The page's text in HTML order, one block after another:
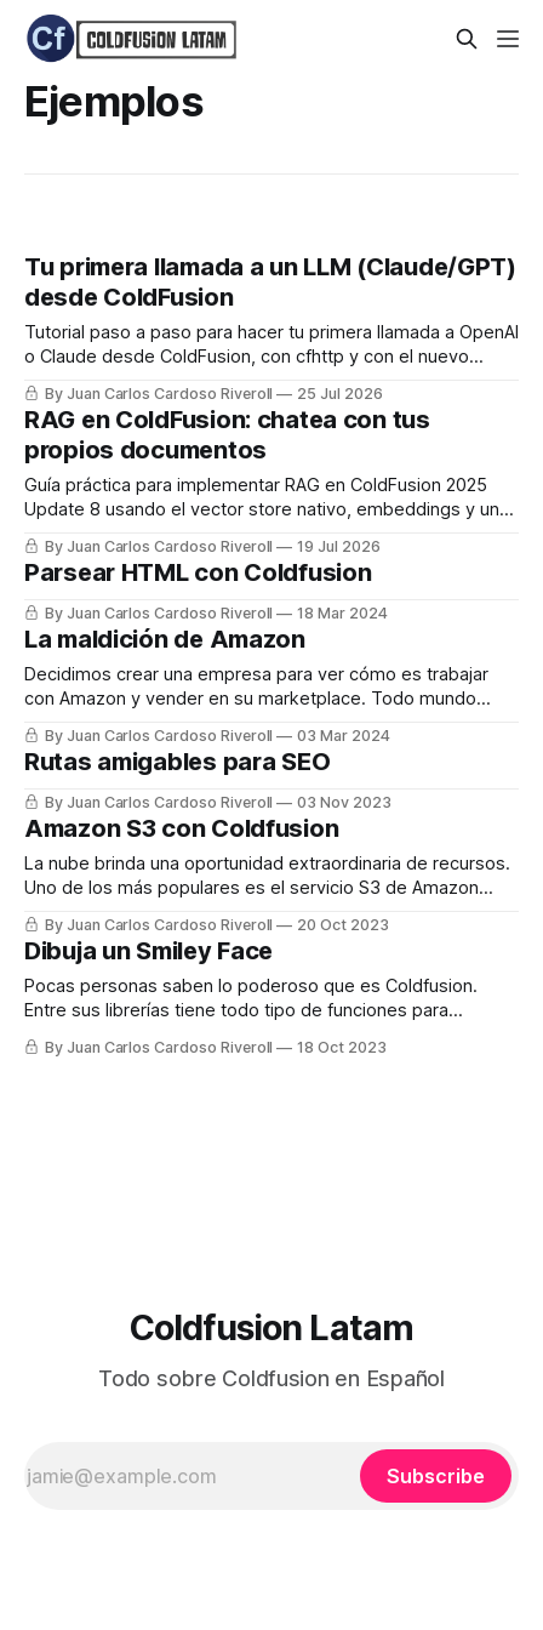
Ejemplos
Tu primera llamada a un LLM (Claude/GPT)
desde ColdFusion
Tutorial paso a paso para hacer tu primera llamada a OpenAI
o Claude desde ColdFusion, con cfhttp y con el nuevo
framework de IA nativo de CF2025 Update 8.
By Juan Carlos Cardoso Riveroll 25 Jul 2026
RAG en ColdFusion: chatea con tus
propios documentos
Guía práctica para implementar RAG en ColdFusion 2025
Update 8 usando el vector store nativo, embeddings y un
LLM, con código real listo para usar.
By Juan Carlos Cardoso Riveroll 19 Jul 2026
Parsear HTML con Coldfusion
By Juan Carlos Cardoso Riveroll 18 Mar 2024
La maldición de Amazon
Decidimos crear una empresa para ver cómo es trabajar
con Amazon y vender en su marketplace. Todo mundo
habla maravillas, pero en lo personal descubrí un infierno
donde el juez y parte nunca pierde, y sus "partners"
(nosotros) siempre. La idea de nuestro proyecto comenzó
hace 2 años,
By Juan Carlos Cardoso Riveroll 03 Mar 2024
Rutas amigables para SEO
By Juan Carlos Cardoso Riveroll 03 Nov 2023
Amazon S3 con Coldfusion
La nube brinda una oportunidad extraordinaria de recursos.
Uno de los más populares es el servicio S3 de Amazon
para almacenar archivos de cualquier tipo o tamaño. Es
popular porque permite acceder de forma programática,
segura y rápida... Aunque para ser honestos no siempre es
fácil por los procesos que
By Juan Carlos Cardoso Riveroll 20 Oct 2023
Dibuja un Smiley Face
Pocas personas saben lo poderoso que es Coldfusion.
Entre sus librerías tiene todo tipo de funciones para
gráficos que pocos lenguajes tienen. Estas librerías van
mucho mas allá de la manipulación de imágenes y las
By Juan Carlos Cardoso Riveroll 18 Oct 2023
Coldfusion Latam
Todo sobre Coldfusion en Español
Subscribe